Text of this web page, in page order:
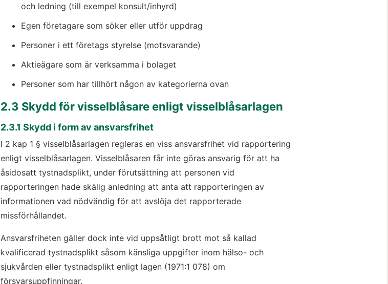
och ledning (till exempel konsult/inhyrd)
Egen företagare som söker eller utför uppdrag
Personer i ett företags styrelse (motsvarande)
Aktieägare som är verksamma i bolaget
Personer som har tillhört någon av kategorierna ovan
2.3 Skydd för visselblåsare enligt visselblåsarlagen
2.3.1 Skydd i form av ansvarsfrihet
I 2 kap 1 § visselblåsarlagen regleras en viss ansvarsfrihet vid rapportering
enligt visselblåsarlagen. Visselblåsaren får inte göras ansvarig för att ha
åsidosatt tystnadsplikt, under förutsättning att personen vid
rapporteringen hade skälig anledning att anta att rapporteringen av
informationen vad nödvändig för att avslöja det rapporterade
missförhållandet.
Ansvarsfriheten gäller dock inte vid uppsåtligt brott mot så kallad
kvalificerad tystnadsplikt såsom känsliga uppgifter inom hälso- och
sjukvården eller tystnadsplikt enligt lagen (1971:1 078) om
försvarsuppfinningar.